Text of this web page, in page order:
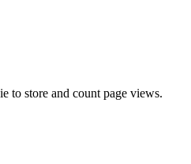
to store and count page views.